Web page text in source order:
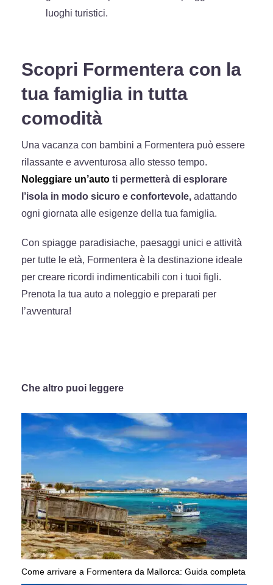
luoghi turistici.
Scopri Formentera con la
tua famiglia in tutta
comodità
Una vacanza con bambini a Formentera può essere
rilassante e avventurosa allo stesso tempo.
Noleggiare un’auto ti permetterà di esplorare
l’isola in modo sicuro e confortevole, adattando
ogni giornata alle esigenze della tua famiglia.
Con spiagge paradisiache, paesaggi unici e attività
per tutte le età, Formentera è la destinazione ideale
per creare ricordi indimenticabili con i tuoi figli.
Prenota la tua auto a noleggio e preparati per
l’avventura!
Che altro puoi leggere
Come arrivare a Formentera da Mallorca: Guida completa